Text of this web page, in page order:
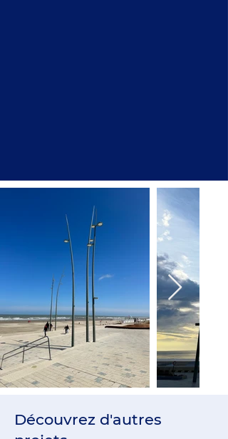
Découvrez d'autres